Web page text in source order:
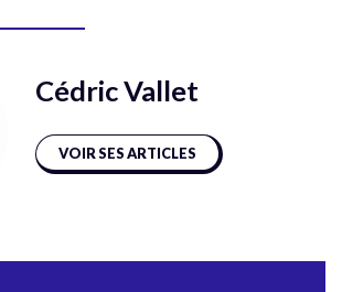
Cédric Vallet
VOIR SES ARTICLES